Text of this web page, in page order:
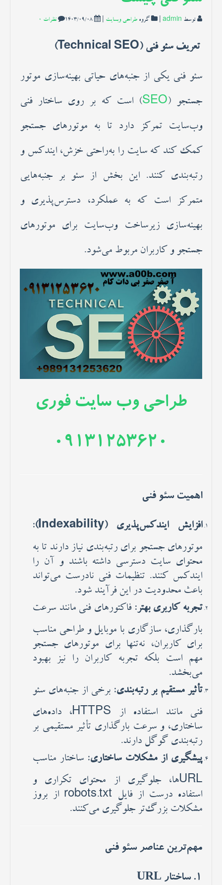
توسط admin
| گروهطراحی وبسایت|
1403/09/08 نظرات 0
تعریف سئو فنی (Technical SEO)
سئو فنی یکی از جنبه‌های حیاتی بهینه‌سازی موتور
جستجو (SEO) است که بر روی ساختار فنی
وب‌سایت تمرکز دارد تا به موتورهای جستجو
کمک کند که سایت را به‌راحتی خزش، ایندکس و
رتبه‌بندی کنند. این بخش از سئو بر جنبه‌هایی
متمرکز است که به عملکرد، دسترس‌پذیری و
بهینه‌سازی زیرساخت وب‌سایت برای موتورهای
جستجو و کاربران مربوط می‌شود.
طراحی وب سایت فوری
09131253620
اهمیت سئو فنی
افزایش ایندکس‌پذیری (Indexability) :
موتورهای جستجو برای رتبه‌بندی نیاز دارند تا به
محتوای سایت دسترسی داشته باشند و آن را
ایندکس کنند. تنظیمات فنی نادرست می‌تواند
باعث محدودیت در این فرآیند شود.
تجربه کاربری بهتر : فاکتورهای فنی مانند سرعت
بارگذاری، سازگاری با موبایل و طراحی مناسب
برای کاربران، نه‌تنها برای موتورهای جستجو
مهم است بلکه تجربه کاربران را نیز بهبود
می‌بخشد.
تأثیر مستقیم بر رتبه‌بندی: برخی از جنبه‌های سئو
فنی مانند استفاده از HTTPS، داده‌های
ساختاری، و سرعت بارگذاری تأثیر مستقیمی بر
رتبه‌بندی گوگل دارند.
پیشگیری از مشکلات ساختاری: ساختار مناسب
URLها، جلوگیری از محتوای تکراری و
استفاده درست از فایل robots.txt از بروز
مشکلات بزرگ‌تر جلوگیری می‌کنند.
مهم‌ترین عناصر سئو فنی
ساختار URL